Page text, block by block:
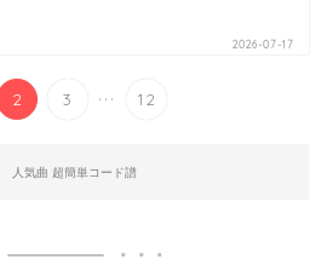
2026-07-17
2 3 ... 12
人気曲 超簡単コード譜